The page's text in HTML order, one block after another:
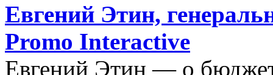
Евгений Этин,
Promo Interactive
Евгений Этин — о